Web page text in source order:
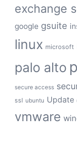
exchange
google gsuite
linux microsoft
palo alto
secure access
ssl ubuntu Update
vmware